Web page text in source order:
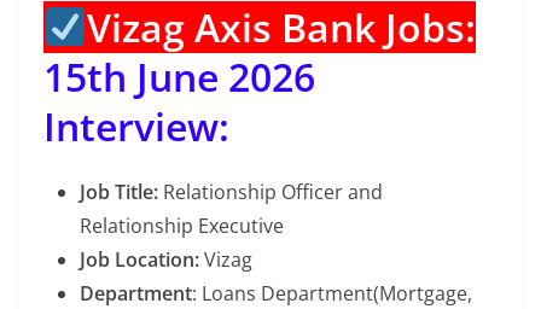
Vizag Axis Bank Jobs:
15th June 2026
Interview:
Job Title: Relationship Officer and
Relationship Executive
Job Location:Vizag
Department: Loans Department(Mortgage,